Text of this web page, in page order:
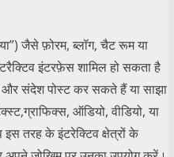
जैसे फ़ोरम, ब्लॉग, चैट रूम या
इंटरफ़ेस शामिल हो सकता है
और संदेश पोस्ट कर सकते हैं या साझा
ऑडियो, वीडियो, या
तरह के इंटरेक्टिव क्षेत्रों के